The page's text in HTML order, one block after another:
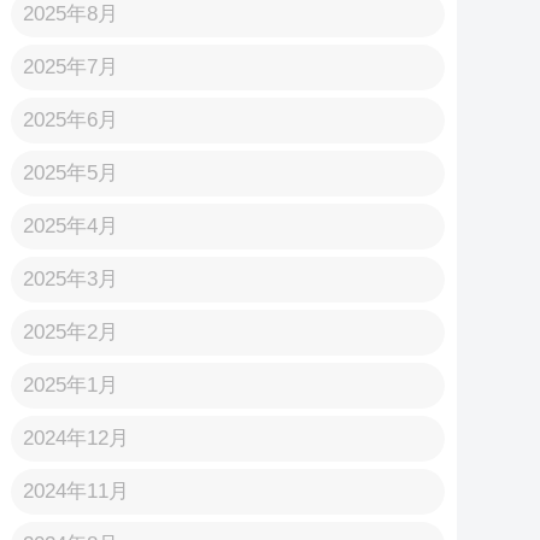
2025年8月
2025年7月
2025年6月
2025年5月
2025年4月
2025年3月
2025年2月
2025年1月
2024年12月
2024年11月